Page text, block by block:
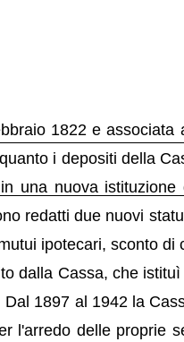
1822 e associata
i depositi della
una nuova
redatti due nuovi
ipotecari, sconto
dalla Cassa, che
1897 al 1942 la
l'arredo delle proprie